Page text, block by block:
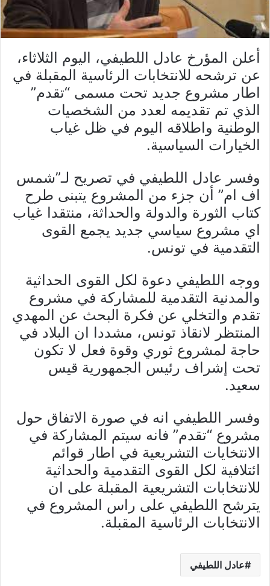
أعلن المؤرخ عادل اللطيفي، اليوم الثلاثاء،
عن ترشحه للانتخابات الرئاسية المقبلة في
اطار مشروع جديد تحت مسمى “تقدم”
الذي تم تقديمه لعدد من الشخصيات
الوطنية واطلاقه اليوم في ظل غياب
الخيارات السياسية.
وفسر عادل اللطيفي في تصريح لـ”شمس
اف ام” أن جزء من المشروع يتبنى طرح
كتاب الثورة والدولة والحداثة، منتقدا غياب
اي مشروع سياسي جديد يجمع القوى
التقدمية في تونس.
ووجه اللطيفي دعوة لكل القوى الحداثية
والمدنية التقدمية للمشاركة في مشروع
تقدم والتخلي عن فكرة البحث عن المهدي
المنتظر لانقاذ تونس، مشددا ان البلاد في
حاجة لمشروع ثوري وقوة فعل لا تكون
تحت إشراف رئيس الجمهورية قيس
سعيد.
وفسر اللطيفي انه في صورة الاتفاق حول
مشروع “تقدم” فانه سيتم المشاركة في
الانتخايات التشريعية في اطار قوائم
ائتلافية لكل القوى التقدمية والحداثية
للانتخابات التشريعية المقبلة على ان
يترشح اللطيفي على راس المشروع في
الانتخابات الرئاسية المقبلة.
عادل اللطيفي